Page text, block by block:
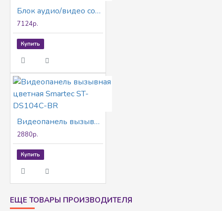
Блок аудио/видео согласования Hikvision DS-KAD704
7124р.
Купить
Видеопанель вызывная цветная Smartec ST-DS104С-BR
2880р.
Купить
ЕЩЕ ТОВАРЫ ПРОИЗВОДИТЕЛЯ